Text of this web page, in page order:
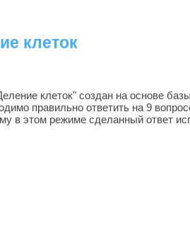
клеток
клеток" создан на основе
правильно ответить на 9
в этом режиме сделанный ответ